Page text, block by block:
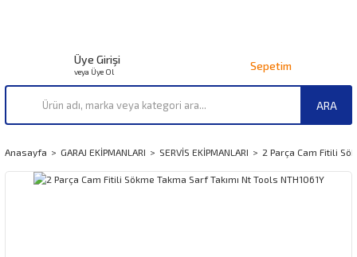
ARA
Üye Girişi
veya Üye Ol Sepetim
Anasayfa GARAJ EKİPMANLARI SERVİS EKİPMANLARI 2 Parça Cam Fitili